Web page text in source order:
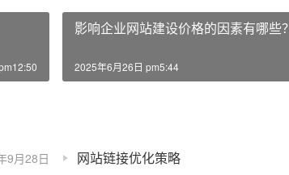
影响企业网站建设价格的因素有哪些？
2025年6月26日 pm5:44
9月28日 网站链接优化策略